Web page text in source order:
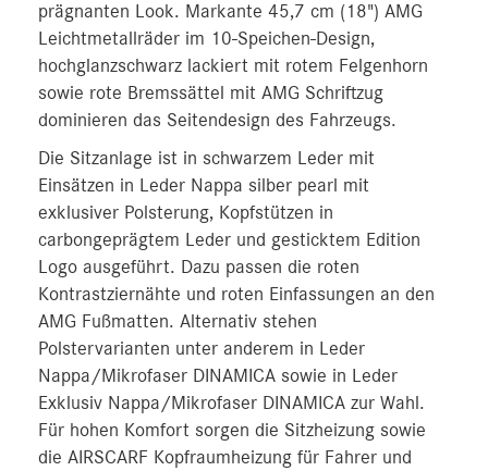
prägnanten Look. Markante 45,7 cm (18") AMG
Leichtmetallräder im 10‑Speichen-Design,
hochglanzschwarz lackiert mit rotem Felgenhorn
sowie rote Bremssättel mit AMG Schriftzug
dominieren das Seitendesign des Fahrzeugs.
Die Sitzanlage ist in schwarzem Leder mit
Einsätzen in Leder Nappa silber pearl mit
exklusiver Polsterung, Kopfstützen in
carbongeprägtem Leder und gesticktem Edition
Logo ausgeführt. Dazu passen die roten
Kontrastziernähte und roten Einfassungen an den
AMG Fußmatten. Alternativ stehen
Polstervarianten unter anderem in Leder
Nappa/Mikrofaser DINAMICA sowie in Leder
Exklusiv Nappa/Mikrofaser DINAMICA zur Wahl.
Für hohen Komfort sorgen die Sitzheizung sowie
die AIRSCARF Kopfraumheizung für Fahrer und